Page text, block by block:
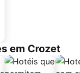
em Crozet